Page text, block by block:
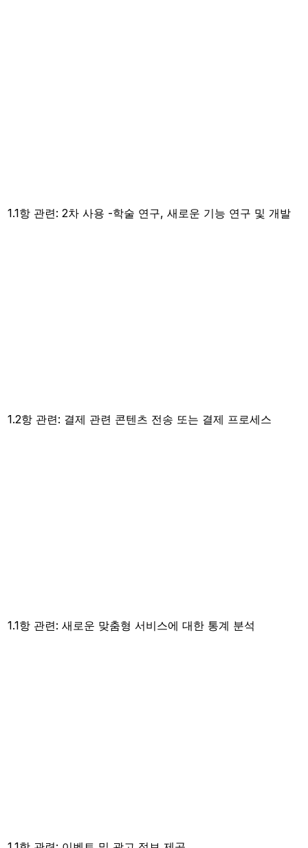
1.1항 관련: 2차 사용 -학술 연구, 새로운 기능 연구 및 개발
1.2항 관련: 결제 관련 콘텐츠 전송 또는 결제 프로세스
1.1항 관련: 새로운 맞춤형 서비스에 대한 통계 분석